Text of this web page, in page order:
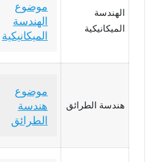
الهندسة
الميكانيكية
موضوع
الهندسة
الميكانيكية
هندسة الطرائق
موضوع
هندسة
الطرائق